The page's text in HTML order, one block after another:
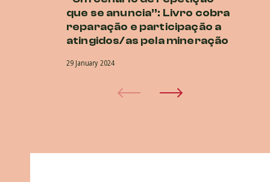
que se anuncia”: Livro cobra
reparação e participação a
atingidos/as pela mineração
29 January 2024